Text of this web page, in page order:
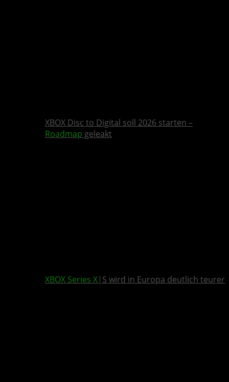
XBOX Disc to Digital soll 2026 starten –
Roadmap geleakt
XBOX Series X|S wird in Europa deutlich teurer